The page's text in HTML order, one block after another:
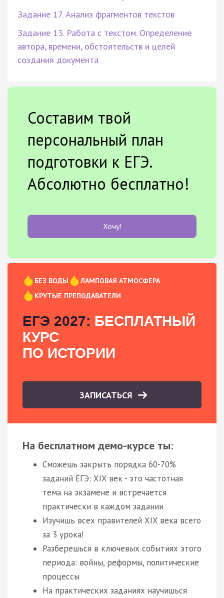
Задание 17. Анализ фрагментов текстов
Задание 13. Работа с текстом. Определение
автора, времени, обстоятельств и целей
создания документа
Составим твой
персональный план
подготовки к ЕГЭ.
Абсолютно бесплатно!
Хочу!
БЕЗ ВОДЫ
ЛАМПОВАЯ АТМОСФЕРА
КРУТЫЕ ПРЕПОДАВАТЕЛИ
ЕГЭ 2027: БЕСПЛАТНЫЙ
КУРС
ПО ИСТОРИИ
ЗАПИСАТЬСЯ
На бесплатном демо-курсе ты:
Сможешь закрыть порядка 60-70%
заданий ЕГЭ: XIX век - это частотная
тема на экзамене и встречается
практически в каждом задании
Изучишь всех правителей XIX века всего
за 3 урока!
Разберешься в ключевых событиях этого
периода: войны, реформы, политические
процессы
На практических заданиях научишься